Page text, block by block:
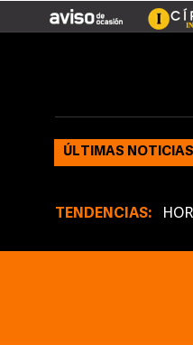
ÚLTIMAS NOTICIAS
TENDENCIAS: